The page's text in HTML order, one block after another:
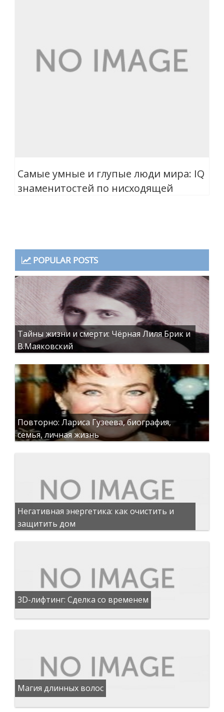
Самые умные и глупые люди мира: IQ
знаменитостей по нисходящей
POPULAR POSTS
Тайны жизни и смерти: Чёрная Лиля Брик и
В.Маяковский
Повторно: Лариса Гузеева, биография,
семья, личная жизнь
Негативная энергетика: как очистить и
защитить дом
3D-лифтинг: Сделка со временем
Магия длинных волос